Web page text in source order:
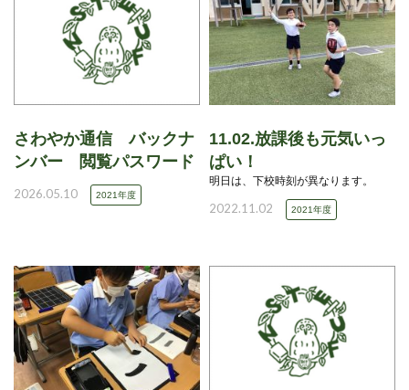
さわやか通信 バックナ
ンバー 閲覧パスワード
2026.05.10 2021年度
11.02.放課後も元気いっ
ぱい！
明日は、下校時刻が異なります。
2022.11.02 2021年度